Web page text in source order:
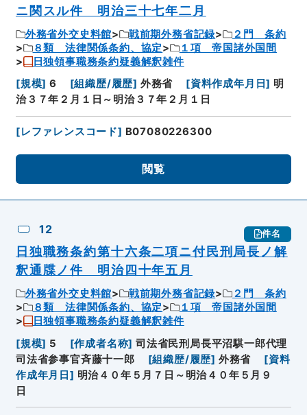
ニ関スル件 明治三十七年二月
外務省外交史料館 戦前期外務省記録
２門 条約
８類 法律関係条約、協定
１項 帝国諸外国間
日独領事職務条約疑義解釈雑件
[規模] 6 [組織歴/履歴] 外務省 [資料作成年月日] 明
治３７年２月１日～明治３７年２月１日
[レファレンスコード] B07080226300
閲覧
12 件名
日独職務条約第十六条二項ニ付民刑局長ノ解
釈通牒ノ件 明治四十年五月
外務省外交史料館 戦前期外務省記録
２門 条約
８類 法律関係条約、協定
１項 帝国諸外国間
日独領事職務条約疑義解釈雑件
[規模] 5 [作成者名称] 司法省民刑局長平沼騏一郎代理
司法省参事官斉藤十一郎
[組織歴/履歴] 外務省 [資料
作成年月日 ] 明治４０年５月７日～明治４０年５月９
日